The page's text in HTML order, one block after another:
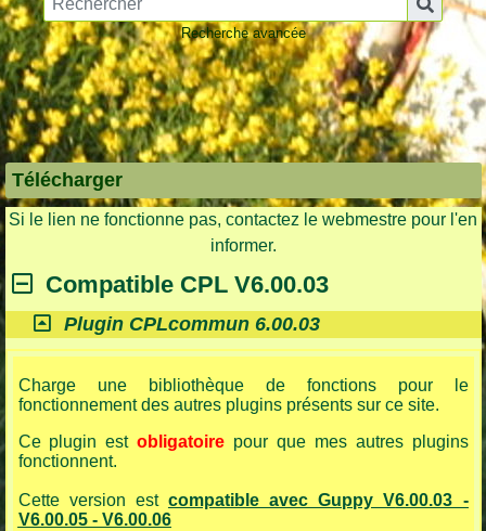
Recherche avancée
Télécharger
Si le lien ne fonctionne pas, contactez le webmestre pour l'en
informer.
Compatible CPL V6.00.03
Plugin CPLcommun 6.00.03
Charge une bibliothèque de fonctions pour le
fonctionnement des autres plugins présents sur ce site.
Ce plugin estobligatoire pour que mes autres plugins
fonctionnent.
Cette version est compatible avec Guppy V6.00.03 -
V6.00.05- V6.00.06